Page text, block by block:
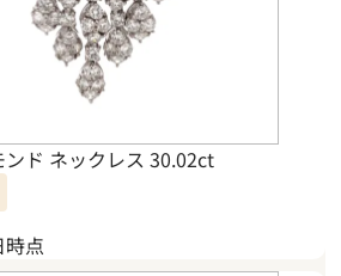
ド ネックレス 30.02ct
点